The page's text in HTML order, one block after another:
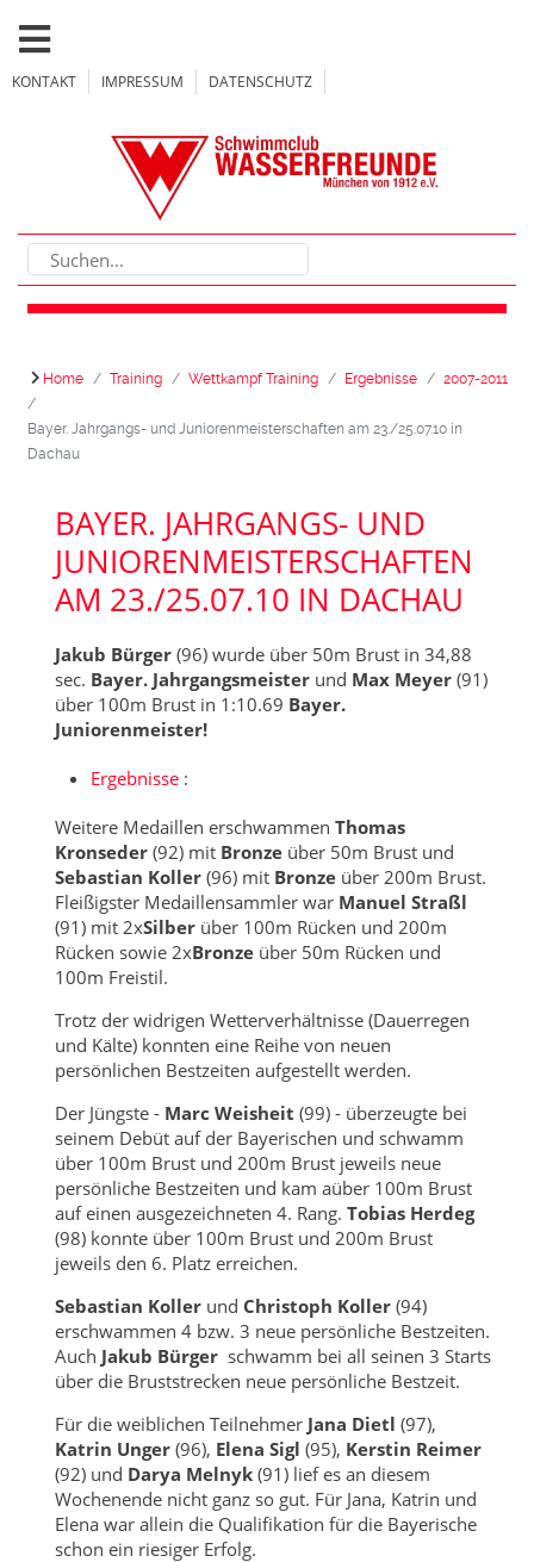
KONTAKT IMPRESSUM DATENSCHUTZ
Home Training Wettkampf Training Ergebnisse 2007-2011
Bayer. Jahrgangs- und Juniorenmeisterschaften am 23./25.07.10 in
Dachau
BAYER. JAHRGANGS- UND
JUNIORENMEISTERSCHAFTEN
AM 23./25.07.10 IN DACHAU
Jakub Bürger(96) wurde über 50m Brust in 34,88
sec. Bayer. Jahrgangsmeister und Max Meyer(91)
über 100m Brust in 1:10.69 Bayer.
Juniorenmeister!
Ergebnisse:
Weitere Medaillen erschwammen Thomas
Kronseder(92) mit Bronzeüber 50m Brust und
Sebastian Koller(96) mitBronzeüber 200m Brust.
Fleißigster Medaillensammler war Manuel Straßl
(91) mit 2xSilberüber 100m Rücken und 200m
Rücken sowie 2xBronzeüber 50m Rücken und
100m Freistil.
Trotz der widrigen Wetterverhältnisse (Dauerregen
und Kälte) konnten eine Reihe von neuen
persönlichen Bestzeiten aufgestellt werden.
Der Jüngste - Marc Weisheit (99) - überzeugte bei
seinem Debüt auf der Bayerischen und schwamm
über 100m Brust und 200m Brust jeweils neue
persönliche Bestzeiten und kam aüber 100m Brust
auf einen ausgezeichneten 4. Rang. Tobias Herdeg
(98) konnte über 100m Brust und 200m Brust
jeweils den 6. Platz erreichen.
Sebastian Kollerund Christoph Koller(94)
erschwammen 4 bzw. 3 neue persönliche Bestzeiten.
Auch Jakub Bürgerschwamm bei all seinen 3 Starts
über die Bruststrecken neue persönliche Bestzeit.
Für die weiblichen Teilnehmer Jana Dietl (97),
Katrin Unger(96), Elena Sigl (95), Kerstin Reimer
(92) und Darya Melnyk(91) lief es an diesem
Wochenende nicht ganz so gut. Für Jana, Katrin und
Elena war allein die Qualifikation für die Bayerische
schon ein riesiger Erfolg.